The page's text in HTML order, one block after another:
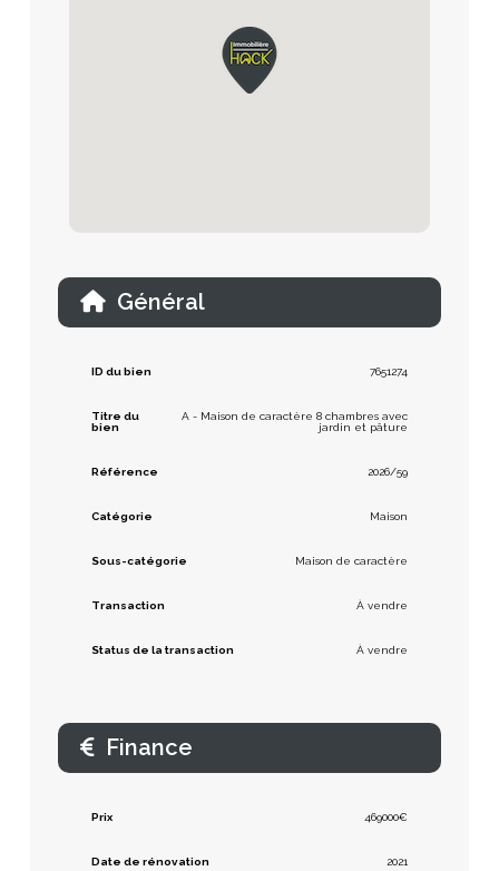
Général
ID du bien 7651274
Titre du
bien
A - Maison de caractère 8 chambres avec
jardin et pâture
Référence 2026/59
Catégorie Maison
Sous-catégorie Maison de caractère
Transaction À vendre
Status de la transaction À vendre
Finance
Prix 469000€
Date de rénovation 2021